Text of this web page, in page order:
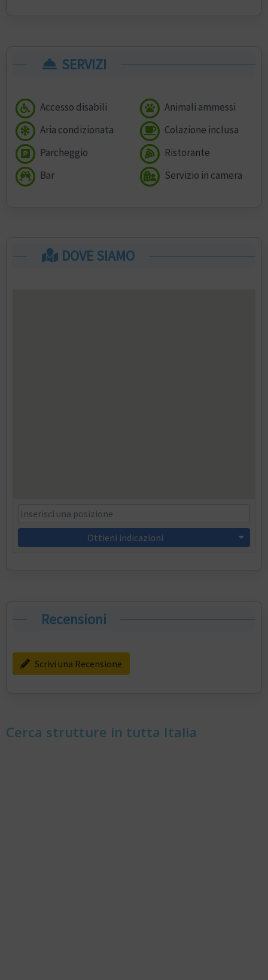
SERVIZI
Accesso disabili
Animali ammessi
Aria condizionata
Colazione inclusa
Parcheggio
Ristorante
Bar
Servizio in camera
DOVE SIAMO
Ottieni indicazioni
Recensioni
Scrivi una Recensione
Cerca strutture in tutta Italia